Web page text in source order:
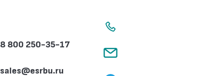
8 800 250-35-17
sales@esrbu.ru